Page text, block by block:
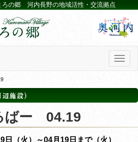
ろの郷 河内長野の地域活性・交流拠点
ばー 04.19
日（火）～04月19日まで（火）